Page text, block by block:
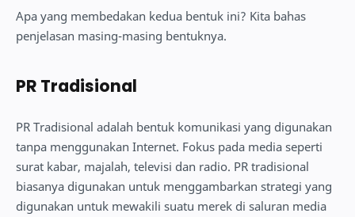
Apa yang membedakan kedua bentuk ini? Kita bahas
penjelasan masing-masing bentuknya.
PR Tradisional
PR Tradisional adalah bentuk komunikasi yang digunakan
tanpa menggunakan Internet. Fokus pada media seperti
surat kabar, majalah, televisi dan radio. PR tradisional
biasanya digunakan untuk menggambarkan strategi yang
digunakan untuk mewakili suatu merek di saluran media